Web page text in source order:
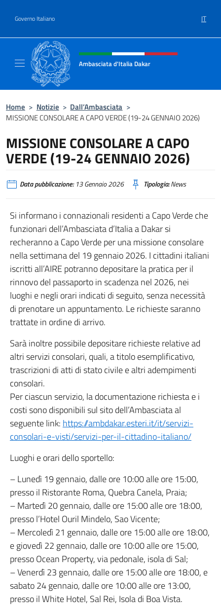
Governo Italiano IT
Intestazione sito, social e menù
Ambasciata d'Italia Dakar
Home > Notizie > Dall’Ambasciata >
MISSIONE CONSOLARE A CAPO VERDE (19-24 GENNAIO 2026)
MISSIONE CONSOLARE A CAPO
VERDE (19-24 GENNAIO 2026)
Data pubblicazione:13 Gennaio 2026 Tipologia:News
Si informano i connazionali residenti a Capo Verde che
funzionari dell’Ambasciata d’Italia a Dakar si
recheranno a Capo Verde per una missione consolare
nella settimana del 19 gennaio 2026. I cittadini italiani
iscritti all’AIRE potranno depositare la pratica per il
rinnovo del passaporto in scadenza nel 2026, nei
luoghi e negli orari indicati di seguito, senza necessità
di prenotare un appuntamento. Le richieste saranno
trattate in ordine di arrivo.
Sarà inoltre possibile depositare richieste relative ad
altri servizi consolari, quali, a titolo esemplificativo,
trascrizioni di atti di stato civile e altri adempimenti
consolari.
Per ciascun servizio, la documentazione richiesta e i
costi sono disponibili sul sito dell’Ambasciata al
seguente link: https://ambdakar.esteri.it/it/servizi-
consolari-e-visti/servizi-per-il-cittadino-italiano/
Luoghi e orari dello sportello:
– Lunedì 19 gennaio, dalle ore 10:00 alle ore 15:00,
presso il Ristorante Roma, Quebra Canela, Praia;
– Martedì 20 gennaio, dalle ore 15:00 alle ore 18:00,
presso l’Hotel Ouril Mindelo, Sao Vicente;
– Mercoledì 21 gennaio, dalle ore 15:00 alle ore 18:00,
e giovedì 22 gennaio, dalle ore 10:00 alle ore 15:00,
presso Ocean Property, via pedonale, isola di Sal;
– Venerdì 23 gennaio, dalle ore 15:00 alle ore 18:00, e
sabato 24 gennaio, dalle ore 10:00 alle ore 13:00,
presso il White Hotel, Sal Rei, Isola di Boa Vista.